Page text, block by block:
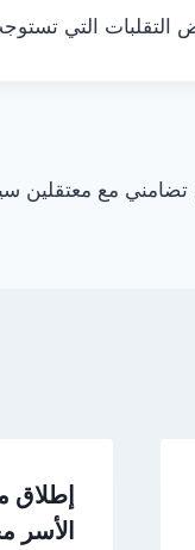
التي تستوجب
مع معتقلين
إطلاق
الأسر